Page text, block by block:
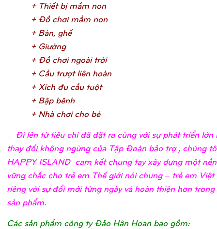
+ Thiết bịmầm non
+ Đồchơi mầm non
+ Bàn, ghế
+ Giường
+ Đồchơi ngoài trời
+ Cầu trượt liên hoàn
+ Xích đu cầu tuột
+ Bập bênh
+ Nhà chơi cho bé
Đi lên từ tiêu chí đã đặt ra cùng với sự phát triển lớn
thay đổi không ngừng của Tập Đoàn bảo trợ , chúng
HAPPY ISLAND cam kết chung tay xây dựng một
vững chắc cho trẻ em Thế giới nói chung – trẻ em
riêng với sự đổi mới từng ngày và hoàn thiện hơn
sản phẩm.
Các sản phẩm công ty Đảo Hân Hoan bao gồm: